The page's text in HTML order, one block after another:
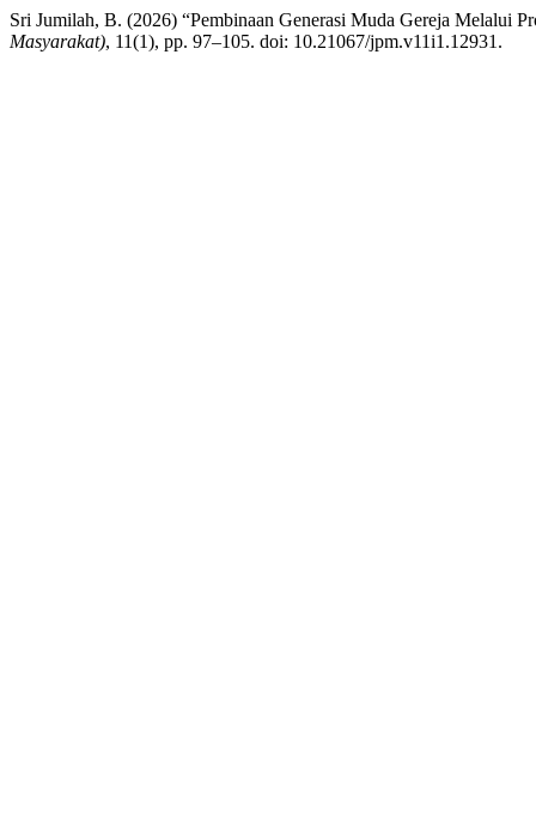
Sri Jumilah, B. (2026) “Pembinaan Generasi Muda Gereja Melalui
Masyarakat), 11(1), pp. 97–105. doi: 10.21067/jpm.v11i1.12931.